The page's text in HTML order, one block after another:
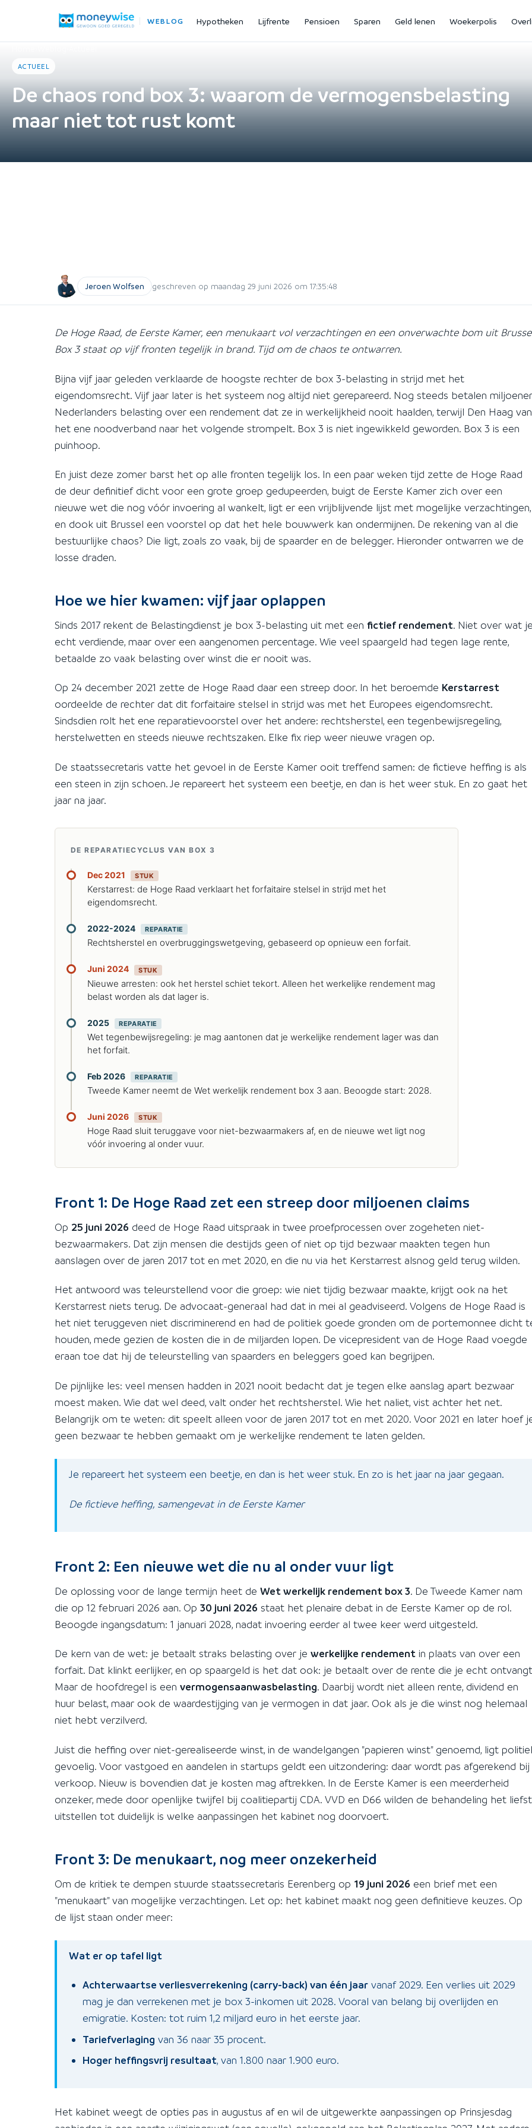
WEBLOG Hypotheken Lijfrente Pensioen Sparen Geld lenen Woekerpolis
ACTUEEL
De chaos rond box 3: waarom de vermogensbelasting
maar niet tot rust komt
Jeroen Wolfsen geschreven op maandag 29 juni 2026 om 17:35:48
De Hoge Raad, de Eerste Kamer, een menukaart vol verzachtingen en een onverwachte bom uit
Box 3 staat op vijf fronten tegelijk in brand. Tijd om de chaos te ontwarren.
Bijna vijf jaar geleden verklaarde de hoogste rechter de box 3-belasting in strijd met het
eigendomsrecht. Vijf jaar later is het systeem nog altijd niet gerepareerd. Nog steeds betalen
Nederlanders belasting over een rendement dat ze in werkelijkheid nooit haalden, terwijl Den Haag van
het ene noodverband naar het volgende strompelt. Box 3 is niet ingewikkeld geworden. Box 3 is een
puinhoop.
En juist deze zomer barst het op alle fronten tegelijk los. In een paar weken tijd zette de Hoge Raad
de deur definitief dicht voor een grote groep gedupeerden, buigt de Eerste Kamer zich over een
nieuwe wet die nog vóór invoering al wankelt, ligt er een vrijblijvende lijst met mogelijke verzachtingen,
en dook uit Brussel een voorstel op dat het hele bouwwerk kan ondermijnen. De rekening van al die
bestuurlijke chaos? Die ligt, zoals zo vaak, bij de spaarder en de belegger. Hieronder ontwarren we de
losse draden.
Hoe we hier kwamen: vijf jaar oplappen
Sinds 2017 rekent de Belastingdienst je box 3-belasting uit met een fictief rendement. Niet over wat
echt verdiende, maar over een aangenomen percentage. Wie veel spaargeld had tegen lage rente,
betaalde zo vaak belasting over winst die er nooit was.
Op 24 december 2021 zette de Hoge Raad daar een streep door. In het beroemde Kerstarrest
oordeelde de rechter dat dit forfaitaire stelsel in strijd was met het Europees eigendomsrecht.
Sindsdien rolt het ene reparatievoorstel over het andere: rechtsherstel, een tegenbewijsregeling,
herstelwetten en steeds nieuwe rechtszaken. Elke fix riep weer nieuwe vragen op.
De staatssecretaris vatte het gevoel in de Eerste Kamer ooit treffend samen: de fictieve heffing is als
een steen in zijn schoen. Je repareert het systeem een beetje, en dan is het weer stuk. En zo gaat het
jaar na jaar.
DE REPARATIECYCLUS VAN BOX 3
Dec 2021 STUK
Kerstarrest: de Hoge Raad verklaart het forfaitaire stelsel in strijd met het
eigendomsrecht.
2022-2024 REPARATIE
Rechtsherstel en overbruggingswetgeving, gebaseerd op opnieuw een forfait.
Juni 2024 STUK
Nieuwe arresten: ook het herstel schiet tekort. Alleen het werkelijke rendement mag
belast worden als dat lager is.
2025 REPARATIE
Wet tegenbewijsregeling: je mag aantonen dat je werkelijke rendement lager was dan
het forfait.
Feb 2026 REPARATIE
Tweede Kamer neemt de Wet werkelijk rendement box 3 aan. Beoogde start: 2028.
Juni 2026 STUK
Hoge Raad sluit teruggave voor niet-bezwaarmakers af, en de nieuwe wet ligt nog
vóór invoering al onder vuur.
Front 1: De Hoge Raad zet een streep door miljoenen claims
Op 25 juni 2026 deed de Hoge Raad uitspraak in twee proefprocessen over zogeheten niet-
bezwaarmakers. Dat zijn mensen die destijds geen of niet op tijd bezwaar maakten tegen hun
aanslagen over de jaren 2017 tot en met 2020, en die nu via het Kerstarrest alsnog geld terug wilden.
Het antwoord was teleurstellend voor die groep: wie niet tijdig bezwaar maakte, krijgt ook na het
Kerstarrest niets terug. De advocaat-generaal had dat in mei al geadviseerd. Volgens de Hoge Raad is
het niet teruggeven niet discriminerend en had de politiek goede gronden om de portemonnee dicht
houden, mede gezien de kosten die in de miljarden lopen. De vicepresident van de Hoge Raad voegde
eraan toe dat hij de teleurstelling van spaarders en beleggers goed kan begrijpen.
De pijnlijke les: veel mensen hadden in 2021 nooit bedacht dat je tegen elke aanslag apart bezwaar
moest maken. Wie dat wel deed, valt onder het rechtsherstel. Wie het naliet, vist achter het net.
Belangrijk om te weten: dit speelt alleen voor de jaren 2017 tot en met 2020. Voor 2021 en later hoef
geen bezwaar te hebben gemaakt om je werkelijke rendement te laten gelden.
Je repareert het systeem een beetje, en dan is het weer stuk. En zo is het jaar na jaar gegaan.
De fictieve heffing, samengevat in de Eerste Kamer
Front 2: Een nieuwe wet die nu al onder vuur ligt
De oplossing voor de lange termijn heet de Wet werkelijk rendement box 3. De Tweede Kamer nam
die op 12 februari 2026 aan. Op 30 juni 2026 staat het plenaire debat in de Eerste Kamer op de rol.
Beoogde ingangsdatum: 1 januari 2028, nadat invoering eerder al twee keer werd uitgesteld.
De kern van de wet: je betaalt straks belasting over je werkelijke rendement in plaats van over een
forfait. Dat klinkt eerlijker, en op spaargeld is het dat ook: je betaalt over de rente die je echt
Maar de hoofdregel is een vermogensaanwasbelasting. Daarbij wordt niet alleen rente, dividend en
huur belast, maar ook de waardestijging van je vermogen in dat jaar. Ook als je die winst nog helemaal
niet hebt verzilverd.
Juist die heffing over niet-gerealiseerde winst, in de wandelgangen "papieren winst" genoemd, ligt
gevoelig. Voor vastgoed en aandelen in startups geldt een uitzondering: daar wordt pas afgerekend bij
verkoop. Nieuw is bovendien dat je kosten mag aftrekken. In de Eerste Kamer is een meerderheid
onzeker, mede door openlijke twijfel bij coalitiepartij CDA. VVD en D66 wilden de behandeling het liefst
uitstellen tot duidelijk is welke aanpassingen het kabinet nog doorvoert.
Front 3: De menukaart, nog meer onzekerheid
Om de kritiek te dempen stuurde staatssecretaris Eerenberg op 19 juni 2026 een brief met een
"menukaart" van mogelijke verzachtingen. Let op: het kabinet maakt nog geen definitieve keuzes. Op
de lijst staan onder meer:
Wat er op tafel ligt
Achterwaartse verliesverrekening (carry-back) van één jaar vanaf 2029. Een verlies uit 2029
mag je dan verrekenen met je box 3-inkomen uit 2028. Vooral van belang bij overlijden en
emigratie. Kosten: tot ruim 1,2 miljard euro in het eerste jaar.
Tariefverlaging van 36 naar 35 procent.
Hoger heffingsvrij resultaat, van 1.800 naar 1.900 euro.
Het kabinet weegt de opties pas in augustus af en wil de uitgewerkte aanpassingen op Prinsjesdag